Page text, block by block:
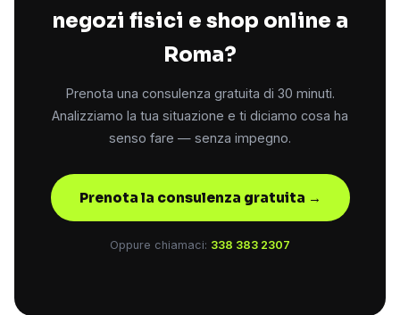
negozi fisici e shop online a
Roma?
Prenota una consulenza gratuita di 30 minuti.
Analizziamo la tua situazione e ti diciamo cosa ha
senso fare — senza impegno.
Prenota la consulenza gratuita →
Oppure chiamaci: 338 383 2307